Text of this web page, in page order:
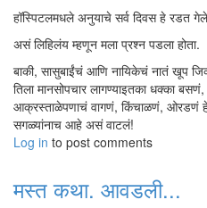
हॉस्पिटलमधले अनुयाचे सर्व दिवस हे रडत
असं लिहिलंय म्हणून मला प्रश्न पडला होता.
बाकी, सासुबाईंचं आणि नायिकेचं नातं खूप
तिला मानसोपचार लागण्याइतका धक्का
आक्रस्ताळेपणाचं वागणं, किंचाळणं, ओरडणं हे
सगळ्यांनाच आहे असं वाटलं!
Log in to post comments
मस्त कथा. आवडली...